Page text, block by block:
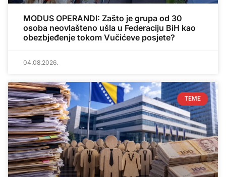
MODUS OPERANDI: Zašto je grupa od 30
osoba neovlašteno ušla u Federaciju BiH kao
obezbjeđenje tokom Vučićeve posjete?
04.08.2026.
TEME